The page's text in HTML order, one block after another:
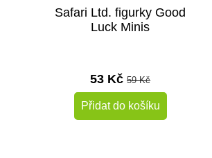
Safari Ltd. figurky Good
Luck Minis
53 Kč59 Kč
Přidat do košíku